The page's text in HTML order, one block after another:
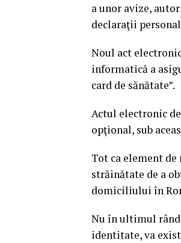
a unor avize,
declaraţii
Noul act
informatică a
card de sănătate”.
Actul electronic
opţional, sub
Tot ca element
străinătate de a
domiciliului în
Nu în ultimul
identitate, va